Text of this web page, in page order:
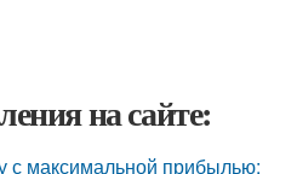
на сайте:
с максимальной прибылью: